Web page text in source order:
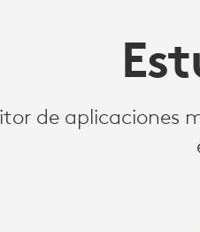
de aplicaciones